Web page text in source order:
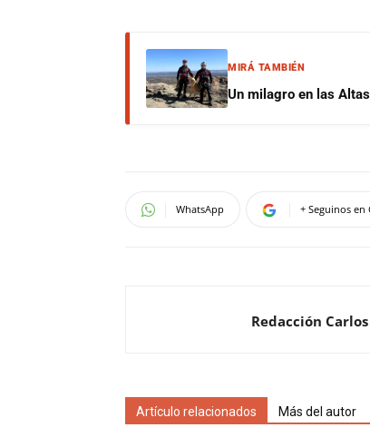
MIRÁ TAMBIÉN
Un milagro en las
WhatsApp + Seguinos en
Redacción
Artículo relacionados Más del autor